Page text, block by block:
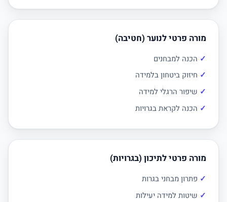
מורה פרטי לנוער (חטיבה)
הכנה למבחנים
חיזוק ביטחון בלמידה
שיפור הרגלי למידה
הכנה לקראת בגרויות
מורה פרטי לתיכון (בגרויות)
פתרון מבחני בגרות
שיטות למידה יעילות